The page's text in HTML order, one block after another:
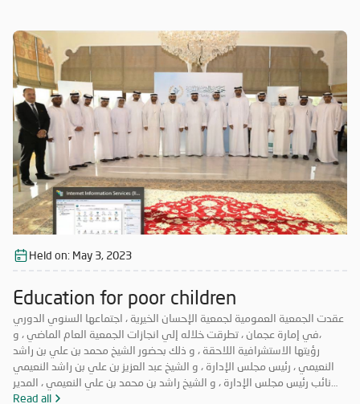
Held on: May 3, 2023
Education for poor children
عقدت الجمعية العمومية لجمعية الإحسان الخيرية ، اجتماعها السنوي الدوري
،في إمارة عجمان ، تطرقت خلاله إلي انجازات الجمعية العام الماضي ، و
رؤيتها الاستشرافية اللاحقة ، و ذلك بحضور الشيخ محمد بن علي بن راشد
النعيمي ، رئيس مجلس الإدارة ، و الشيخ عبد العزيز بن علي بن راشد النعيمي
نائب رئيس مجلس الإدارة ، و الشيخ راشد بن محمد بن علي النعيمي ، المدير
العام و أعضاء الجمعية العمومية ، و ممثلي وزارة تنمية المجتمع . ترأس
Read all